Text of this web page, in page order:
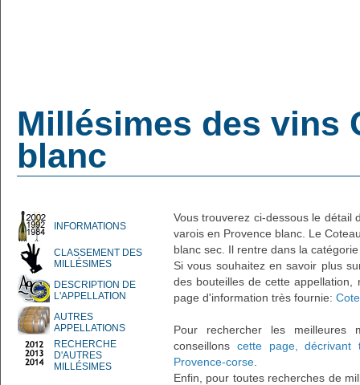
Millésimes des vins
blanc
INFORMATIONS
CLASSEMENT DES
MILLÉSIMES
DESCRIPTION DE
L'APPELLATION
AUTRES
APPELLATIONS
RECHERCHE
D'AUTRES
MILLÉSIMES
Vous trouverez ci-dessous le détail
varois en Provence blanc. Le
blanc sec. Il rentre dans la
Si vous souhaitez en savoir plus
des bouteilles de cette appellation,
page d'information très fournie:
Pour rechercher les meilleures
conseillons cette page, décrivant
Provence-corse
Enfin, pour toutes recherches de